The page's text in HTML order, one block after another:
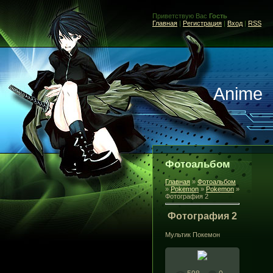
Приветствую Вас Гость
Главная | Регистрация | Вход | RSS
Anime
Фотоальбом
Главная » Фотоальбом
»Pokemon » Pokemon »
Фотография 2
Фотография 2
Мультик Покемон